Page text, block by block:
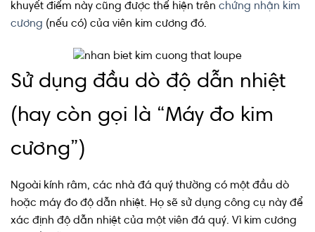
khuyết điểm này cũng được thể hiện trên chứng nhận kim
cương (nếu có) của viên kim cương đó.
Sử dụng đầu dò độ dẫn nhiệt
(hay còn gọi là “Máy đo kim
cương”)
Ngoài kính râm, các nhà đá quý thường có một đầu dò
hoặc máy đo độ dẫn nhiệt. Họ sẽ sử dụng công cụ này để
xác định độ dẫn nhiệt của một viên đá quý. Vì kim cương